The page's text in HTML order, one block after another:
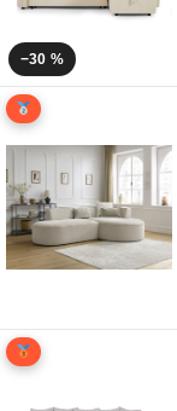
−30 %